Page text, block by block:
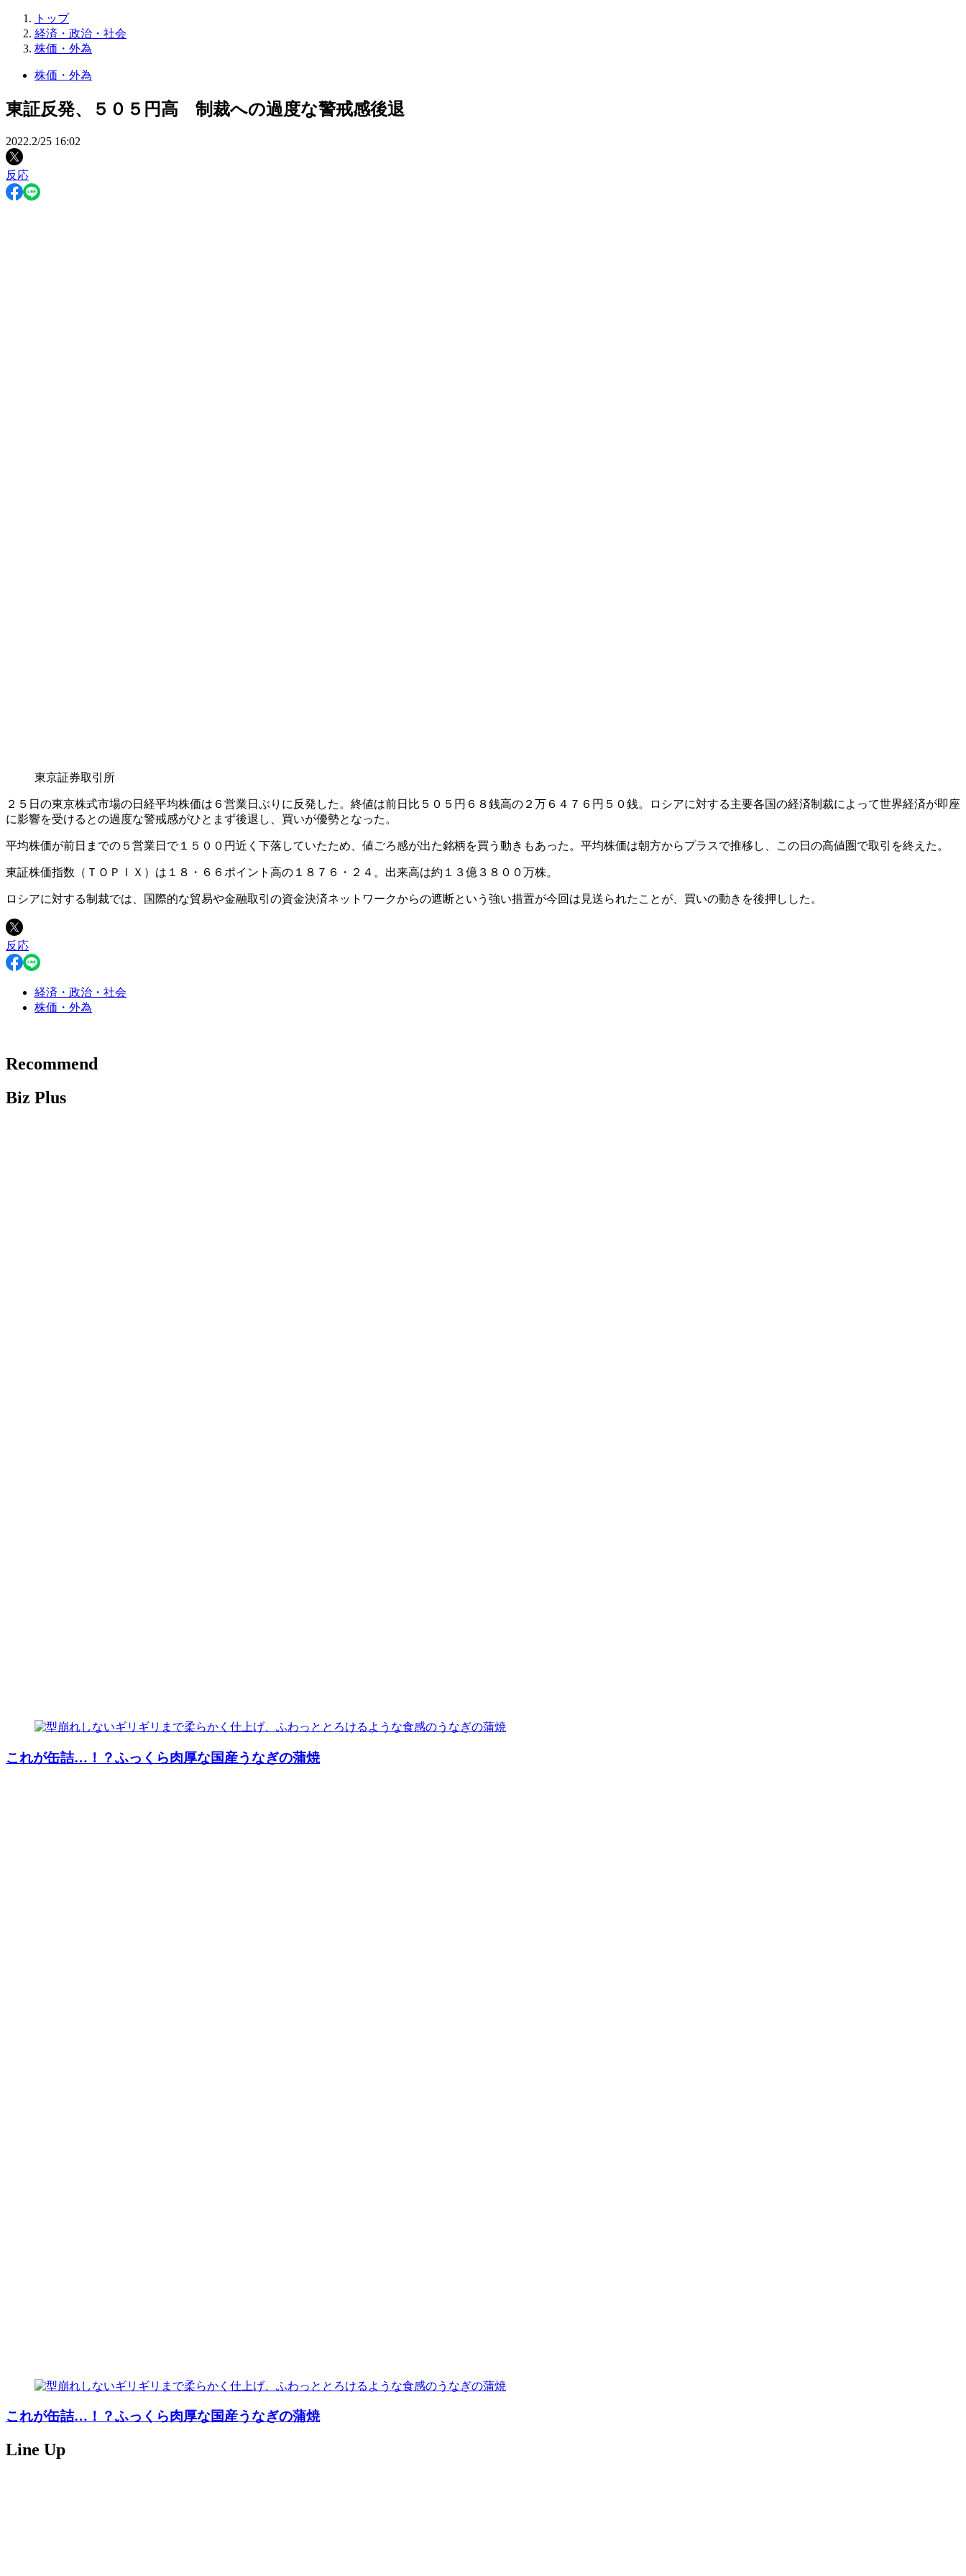
トップ
経済・政治・社会
株価・外為
株価・外為
東証反発、５０５円高 制裁への過度な警戒感後退
2022.2/25 16:02
反応
東京証券取引所
２５日の東京株式市場の日経平均株価は６営業日ぶりに反発した。終値は前日比５０５円６８銭高の２万６４７６円５０銭。ロシアに対する主要各国の経済制裁によって世界経済が即座
に影響を受けるとの過度な警戒感がひとまず後退し、買いが優勢となった。
平均株価が前日までの５営業日で１５００円近く下落していたため、値ごろ感が出た銘柄を買う動きもあった。平均株価は朝方からプラスで推移し、この日の高値圏で取引を終えた。
東証株価指数（ＴＯＰＩＸ）は１８・６６ポイント高の１８７６・２４。出来高は約１３億３８００万株。
ロシアに対する制裁では、国際的な貿易や金融取引の資金決済ネットワークからの遮断という強い措置が今回は見送られたことが、買いの動きを後押しした。
反応
経済・政治・社会
株価・外為
Recommend
Biz Plus
これが缶詰…！？ふっくら肉厚な国産うなぎの蒲焼
これが缶詰…！？ふっくら肉厚な国産うなぎの蒲焼
Line Up